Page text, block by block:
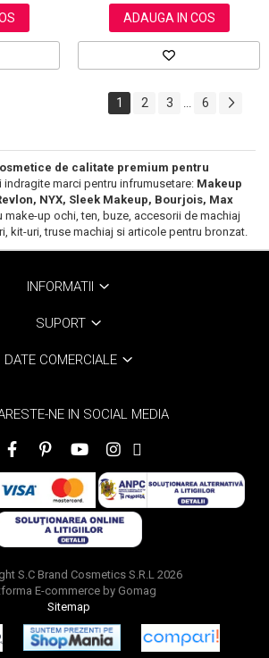
ADAUGA IN COS
1 2 3 6
de calitate premium pentru
indragite marci pentru infrumusetare: Makeup
NYX, Sleek Makeup, Bourjois, Max
make-up ochi, ten, buze, accesorii de machiaj
kit-uri, truse machiaj si articole pentru bronzat.
INFORMATII
SUPORT
DATE COMERCIALE
NE IN SOCIAL MEDIA
S.C Brand Cosmetics S.R.L 2026
E-commerce by Gomag
Sitemap